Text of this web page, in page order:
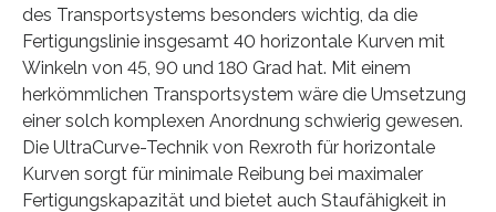
des Transportsystems besonders wichtig, da die
Fertigungslinie insgesamt 40 horizontale Kurven mit
Winkeln von 45, 90 und 180 Grad hat. Mit einem
herkömmlichen Transportsystem wäre die Umsetzung
einer solch komplexen Anordnung schwierig gewesen.
Die UltraCurve-Technik von Rexroth für horizontale
Kurven sorgt für minimale Reibung bei maximaler
Fertigungskapazität und bietet auch Staufähigkeit in